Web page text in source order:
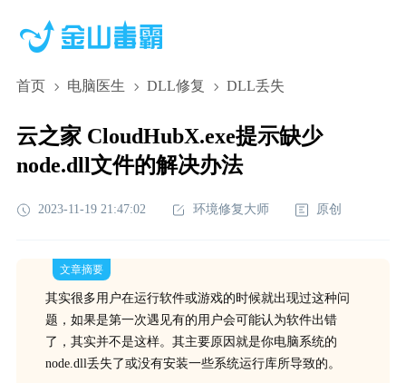
首页 电脑医生 DLL修复 DLL丢失
云之家 CloudHubX.exe提示缺少
node.dll文件的解决办法
2023-11-19 21:47:02 环境修复大师 原创
文章摘要
其实很多用户在运行软件或游戏的时候就出现过这种问
题，如果是第一次遇见有的用户会可能认为软件出错
了，其实并不是这样。其主要原因就是你电脑系统的
node.dll丢失了或没有安装一些系统运行库所导致的。